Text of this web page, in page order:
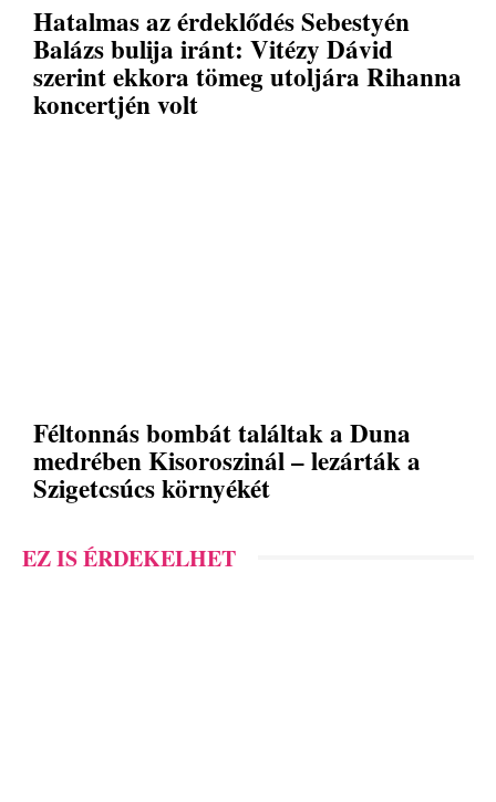
Hatalmas az érdeklődés Sebestyén
Balázs bulija iránt: Vitézy Dávid
szerint ekkora tömeg utoljára Rihanna
koncertjén volt
Féltonnás bombát találtak a Duna
medrében Kisoroszinál – lezárták a
Szigetcsúcs környékét
EZ IS ÉRDEKELHET